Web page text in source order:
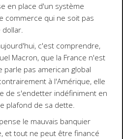
en place d'un système
commerce qui ne soit pas
c'est comprendre,
Macron, que la France n'est
parle pas american global
à l'Amérique, elle
de s'endetter indéfiniment en
plafond de sa dette.
le mauvais banquier
et tout ne peut être financé